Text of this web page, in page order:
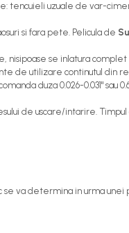
uzuale de var-
si fara pete. Pelicula de
se inlatura
de utilizare continutul din
duza 0.026-0.031" sau
de uscare/intarire.
se va determina in urma